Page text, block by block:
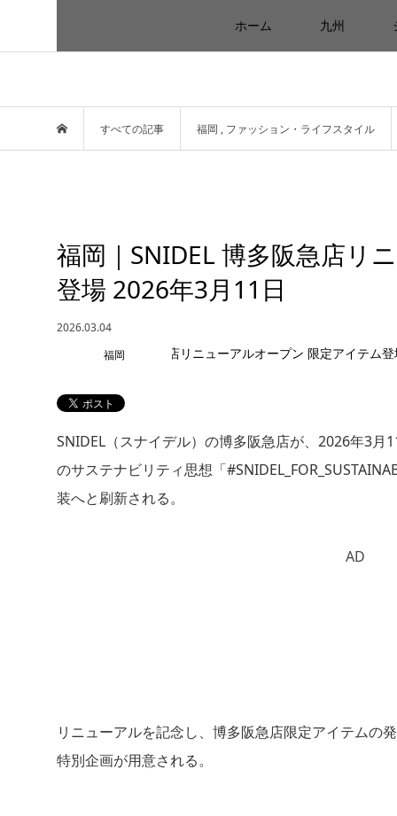
ホーム 九州
すべての記事 福岡 , ファッション・ライフスタイル
福岡｜SNIDEL 博多阪急店リ
登場 2026年3月11日
2026.03.04
福岡
SNIDEL（スナイデル）の博多阪急店が、2026年3
のサステナビリティ思想「
装へと刷新される。
AD
リニューアルを記念し、博多阪急店限定アイテムの
特別企画が用意される。